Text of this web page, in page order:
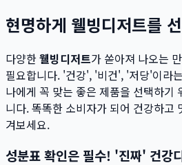
현명하게 웰빙디저트를
다양한웰빙디저트가 쏟아져 나오는
필요합니다. '건강', '비건', '저당'이라
나에게 꼭 맞는 좋은 제품을 선택하기
니다. 똑똑한 소비자가 되어 건강하고
겨보세요.
성분표 확인은 필수! '진짜' 건강